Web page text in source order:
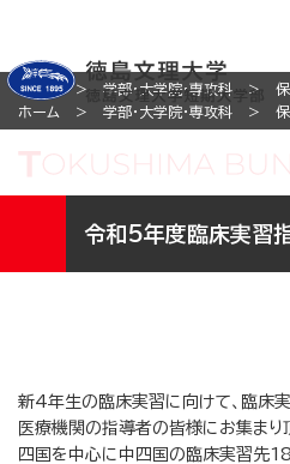
ホーム 学部・大学院・専攻科
ホーム
学部・大学院・専攻科
令和5年度臨床実習
新4年生の臨床実習に向けて、臨床
医療機関の指導者の皆様にお集まり
四国を中心に中四国の臨床実習先